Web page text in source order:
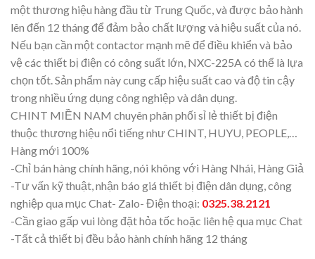
một thương hiệu hàng đầu từ Trung Quốc, và được bảo hành
lên đến 12 tháng để đảm bảo chất lượng và hiệu suất của nó.
Nếu bạn cần một contactor mạnh mẽ để điều khiển và bảo
vệ các thiết bị điện có công suất lớn, NXC-225A có thể là lựa
chọn tốt. Sản phẩm này cung cấp hiệu suất cao và độ tin cậy
trong nhiều ứng dụng công nghiệp và dân dụng.
CHINT MIỀN NAM chuyên phân phối sỉ lẻ thiết bị điện
thuộc thương hiệu nổi tiếng như CHINT, HUYU, PEOPLE,…
Hàng mới 100%
-Chỉ bán hàng chính hãng, nói không với Hàng Nhái, Hàng Giả
-Tư vấn kỹ thuật, nhận báo giá thiết bị điện dân dụng, công
nghiệp qua mục Chat- Zalo- Điện thoại: 0325.38.2121
-Cần giao gấp vui lòng đặt hỏa tốc hoặc liên hệ qua mục Chat
-Tất cả thiết bị đều bảo hành chính hãng 12 tháng